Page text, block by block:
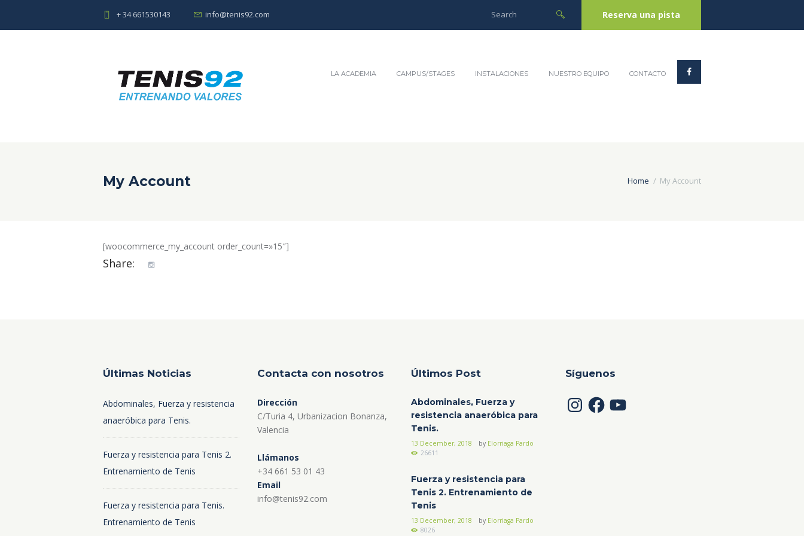
+ 34 661530143 info@tenis92.com Reserva una pista
LA ACADEMIA CAMPUS/STAGES INSTALACIONES NUESTRO EQUIPO CONTACTO
My Account Home My Account
[woocommerce_my_account order_count=»15″]
Share:
Últimas Noticias
Abdominales, Fuerza y resistencia
anaeróbica para Tenis.
Fuerza y resistencia para Tenis 2.
Entrenamiento de Tenis
Fuerza y resistencia para Tenis.
Entrenamiento de Tenis
Contacta con nosotros
Dirección
C/Turia 4, Urbanizacion Bonanza,
Valencia
Llámanos
+34 661 53 01 43
Email
info@tenis92.com
Últimos Post
Abdominales, Fuerza y
resistencia anaeróbica para
Tenis.
13 December, 2018 by Elorriaga Pardo
26611
Fuerza y resistencia para
Tenis 2. Entrenamiento de
Tenis
13 December, 2018 by Elorriaga Pardo
8026
Síguenos
InstagramFacebookYouTube